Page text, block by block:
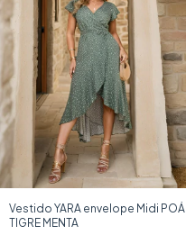
Vestido YARA envelope Midi POÁ
TIGRE MENTA